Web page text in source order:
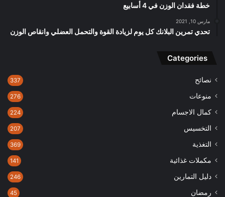
خطة فقدان الوزن في 4 أسابيع
مارس 10, 2021
تحدي تمرين البلانك كل يوم لزيادة القوة والتحمل العضلي وانقاص الوزن
Categories
نصائح 337
منوعات 276
كمال الاجسام 224
التخسيس 207
التغذية 369
مكملات غذائية 141
دليل التمارين 246
رمضان 45